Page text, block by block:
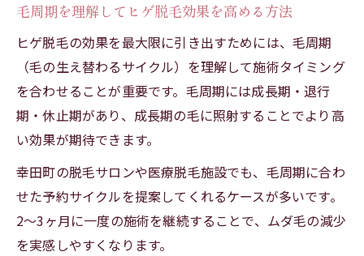
毛周期を理解してヒゲ脱毛効果を高める方法
ヒゲ脱毛の効果を最大限に引き出すためには、毛周期
（毛の生え替わるサイクル）を理解して施術タイミング
を合わせることが重要です。毛周期には成長期・退行
期・休止期があり、成長期の毛に照射することでより高
い効果が期待できます。
幸田町の脱毛サロンや医療脱毛施設でも、毛周期に合わ
せた予約サイクルを提案してくれるケースが多いです。
2〜3ヶ月に一度の施術を継続することで、ムダ毛の減少
を実感しやすくなります。